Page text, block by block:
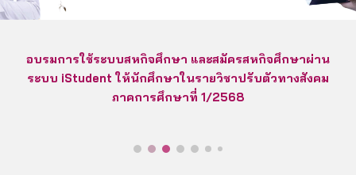
อบรมการใช้ระบบสหกิจศึกษา และสมัครสหกิจศึกษาผ่าน
ระบบ iStudent ให้นักศึกษาในรายวิชาปรับตัวทางสังคม
ภาคการศึกษาที่ 1/2568